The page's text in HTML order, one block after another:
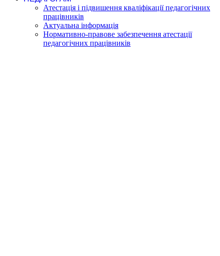
Атестація і підвишення кваліфікації педагогічних
працівників
Актуальна інформація
Нормативно-правове забезпечення атестації
педагогічних працівників